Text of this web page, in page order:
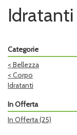
Idratanti
Categorie
< Bellezza
< Corpo
Idratanti
In Offerta
In Offerta(25)